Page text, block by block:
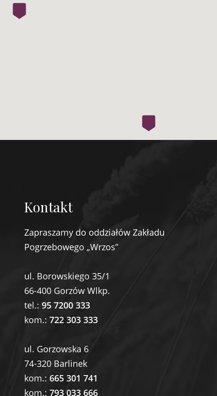
Kontakt
Zapraszamy do oddziałów Zakładu
Pogrzebowego „Wrzos”
ul. Borowskiego 35/1
66-400 Gorzów Wlkp.
tel.: 95 7200 333
kom.: 722 303 333
ul. Gorzowska 6
74-320 Barlinek
kom.: 665 301 741
kom.: 793 033 666